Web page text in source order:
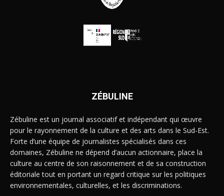
ZÉBULINE
Zébuline est un journal associatif et indépendant qui œuvre
pour le rayonnement de la culture et des arts dans le Sud-Est.
Forte d’une équipe de journalistes spécialisés dans ces
domaines, Zébuline ne dépend d’aucun actionnaire, place la
culture au centre de son raisonnement et de sa construction
éditoriale tout en portant un regard critique sur les politiques
environnementales, culturelles, et les discriminations.